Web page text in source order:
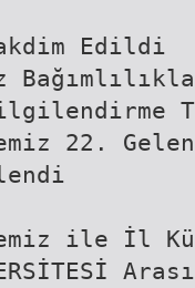
Edildi
22.
ile İl